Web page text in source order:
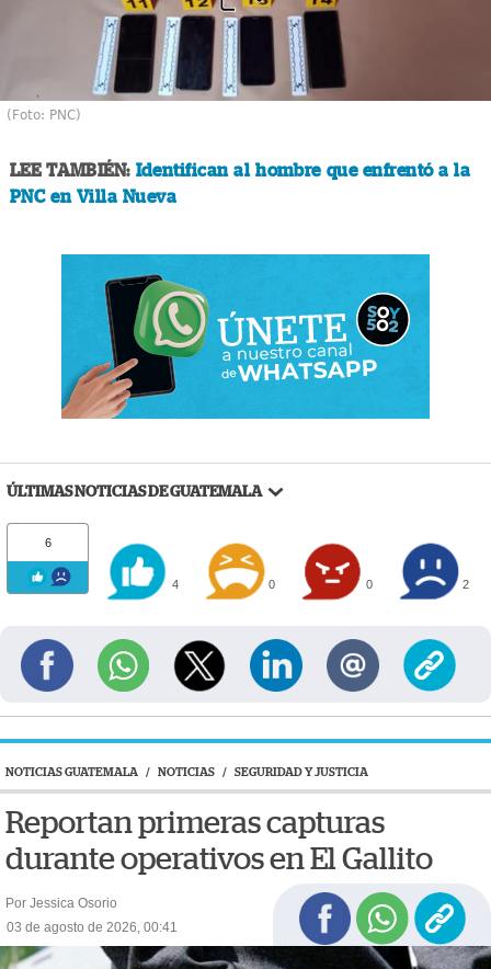
(Foto: PNC)
LEE TAMBIÉN: Identifican al hombre que enfrentó a la
PNC en Villa Nueva
ÚLTIMAS NOTICIAS DE GUATEMALA
6
4 0 0 2
NOTICIAS GUATEMALA / NOTICIAS / SEGURIDAD Y JUSTICIA
Reportan primeras capturas
durante operativos en El Gallito
Por Jessica Osorio
03 de agosto de 2026, 00:41